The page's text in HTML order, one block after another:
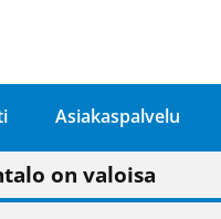
Asiakaspalvelu
pitäisi näkyä
on valoisa
uudelleen